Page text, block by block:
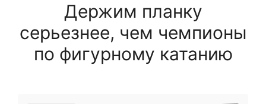
Держим планку
серьезнее, чем чемпионы
по фигурному катанию